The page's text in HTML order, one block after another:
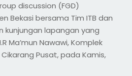
discussion (FGD)
Bekasi bersama Tim ITB dan
kunjungan lapangan yang
Ma’mun Nawawi, Komplek
Pusat, pada Kamis,